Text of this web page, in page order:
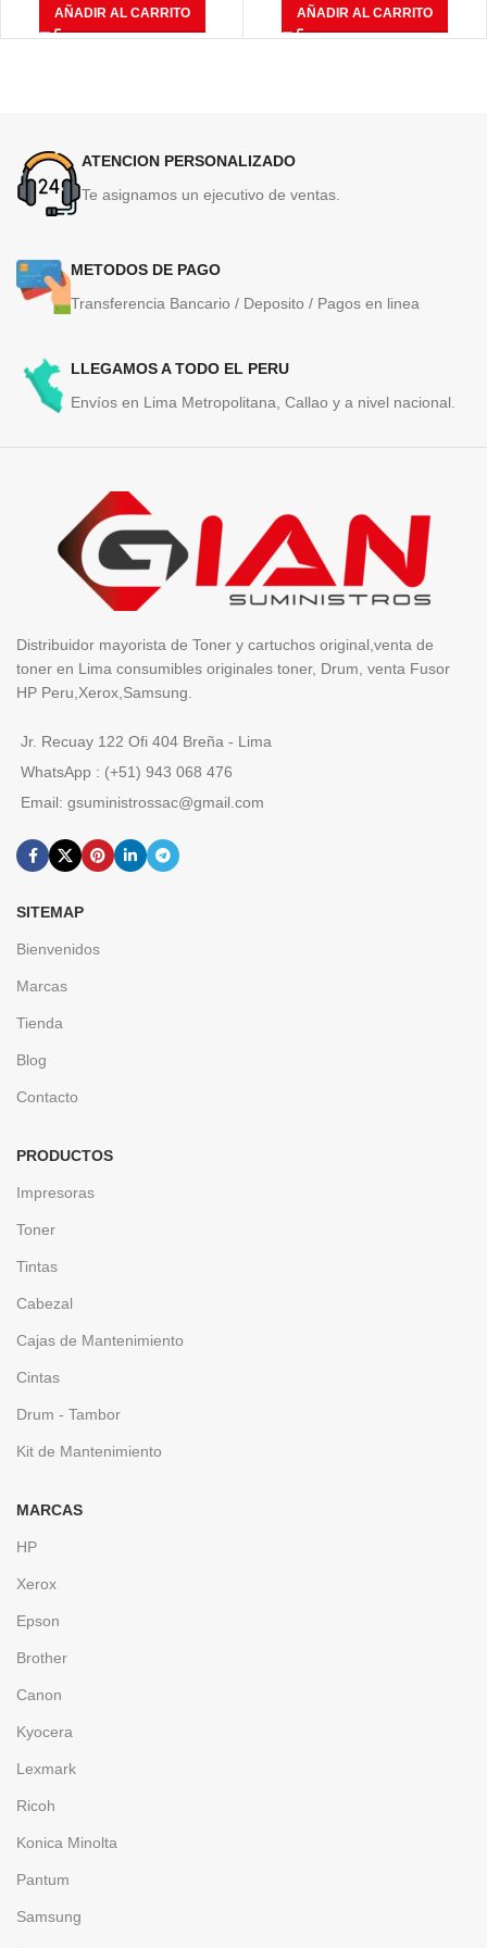
AÑADIR AL CARRITO AÑADIR AL CARRITO
ATENCION PERSONALIZADO
Te asignamos un ejecutivo de ventas.
METODOS DE PAGO
Transferencia Bancario / Deposito / Pagos en linea
LLEGAMOS A TODO EL PERU
Envíos en Lima Metropolitana, Callao y a nivel nacional.
Distribuidor mayorista de Toner y cartuchos original,venta de
toner en Lima consumibles originales toner, Drum, venta Fusor
HP Peru,Xerox,Samsung.
Jr. Recuay 122 Ofi 404 Breña - Lima
WhatsApp : (+51) 943 068 476
Email: gsuministrossac@gmail.com
SITEMAP
Bienvenidos
Marcas
Tienda
Blog
Contacto
PRODUCTOS
Impresoras
Toner
Tintas
Cabezal
Cajas de Mantenimiento
Cintas
Drum - Tambor
Kit de Mantenimiento
MARCAS
HP
Xerox
Epson
Brother
Canon
Kyocera
Lexmark
Ricoh
Konica Minolta
Pantum
Samsung